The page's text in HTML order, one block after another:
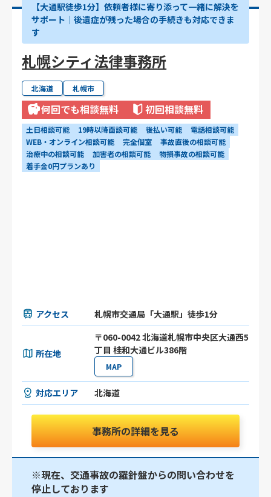
【大通駅徒歩1分】依頼者様に寄り添って一緒に解決を
サポート｜後遺症が残った場合の手続きも対応できま
す
札幌シティ法律事務所
北海道 札幌市
何回でも相談無料 初回相談無料
土日相談可能 19時以降面談可能 後払い可能
電話相談可能
WEB・オンライン相談可能
完全個室
事故直後の相談可能
治療中の相談可能
加害者の相談可能
物損事故の相談可能
着手金0円プランあり
アクセス 札幌市交通局「大通駅」徒歩1分
所在地
〒060-0042 北海道札幌市中央区大通西5
丁目 桂和大通ビル386階
MAP
対応エリア 北海道
事務所の詳細を見る
※現在、交通事故の羅針盤からの問い合わせを
停止しております